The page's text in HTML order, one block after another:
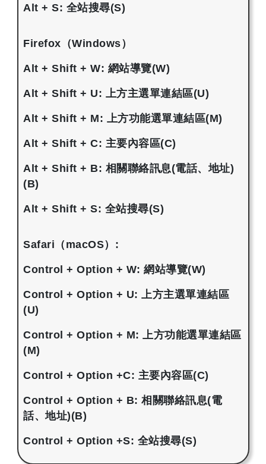
Alt + S: 全站搜尋(S)
Firefox（Windows）
Alt + Shift + W: 網站導覽(W)
Alt + Shift + U: 上方主選單連結區(U)
Alt + Shift + M: 上方功能選單連結區(M)
Alt + Shift + C: 主要內容區(C)
Alt + Shift + B: 相關聯絡訊息(電話、地址)
(B)
Alt + Shift + S: 全站搜尋(S)
Safari（macOS）:
Control + Option + W: 網站導覽(W)
Control + Option + U: 上方主選單連結區
(U)
Control + Option + M: 上方功能選單連結區
(M)
Control + Option +C: 主要內容區(C)
Control + Option + B: 相關聯絡訊息(電
話、地址)(B)
Control + Option +S: 全站搜尋(S)